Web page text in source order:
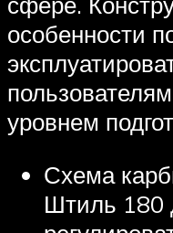
особенности
уровнем
Схема
Штиль 180